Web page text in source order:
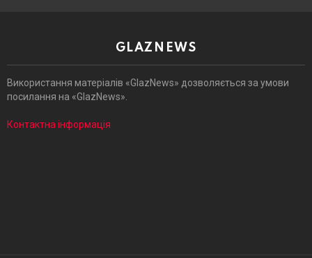
GLAZNEWS
Використання матеріалів «GlazNews» дозволяється за умови
посилання на «GlazNews».
Контактна інформація